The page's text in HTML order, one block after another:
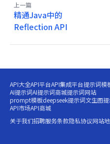
上一篇
精通Java中的
Reflection API
API大全API平台API集成平台提示词模
AI提示词AI提示词商城提示词网站
prompt模板deepseek提示词文生图
API市场API商城
关于我们招聘服务条款隐私协议网站